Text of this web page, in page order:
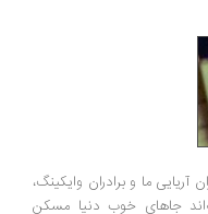
و برادران وایکینگ،
خوب دنیا مسکن